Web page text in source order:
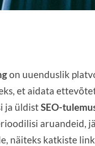
on uuenduslik
et aidata
ja üldistSEO-
aruandeid,
näiteks katkiste